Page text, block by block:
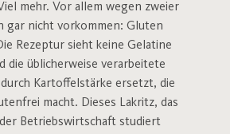
mehr. Vor allem wegen zweier
gar nicht vorkommen: Gluten
Rezeptur sieht keine Gelatine
die üblicherweise verarbeitete
durch Kartoffelstärke ersetzt, die
macht. Dieses Lakritz, das
Betriebswirtschaft studiert